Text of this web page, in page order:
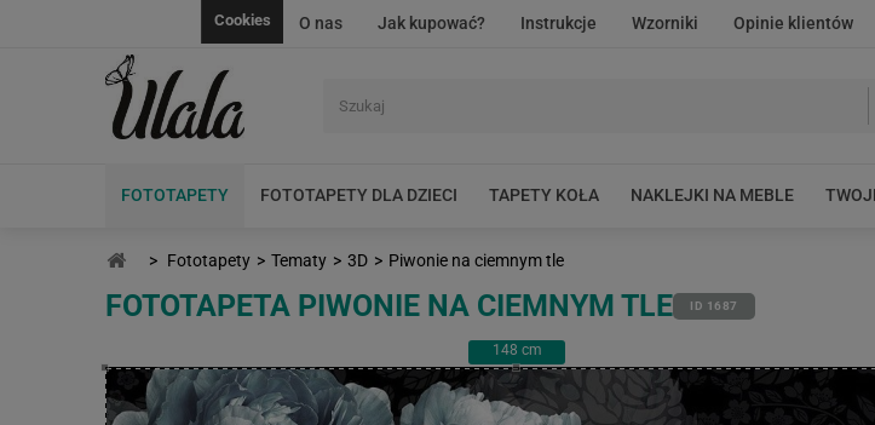
O nas Jak kupować? Instrukcje Wzorniki Opinie klientów
Cookies
FOTOTAPETY FOTOTAPETY DLA DZIECI TAPETY KOŁA NAKLEJKI NA MEBLE
> Fototapety > Tematy > 3D > Piwonie na ciemnym tle
FOTOTAPETA PIWONIE NA CIEMNYM TLE ID 1687
148 cm